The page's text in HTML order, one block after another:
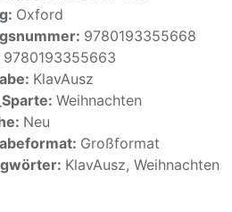
Oxford
9780193355668
9780193355663
KlavAusz
Weihnachten
Neu
Großformat
KlavAusz, Weihnachten